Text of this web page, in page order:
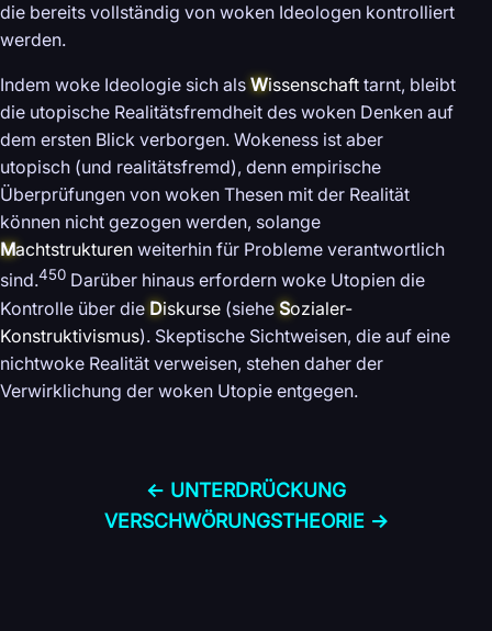
die bereits vollständig von woken Ideologen kontrolliert
werden.
Indem woke Ideologie sich als Wissenschaft tarnt, bleibt
die utopische Realitätsfremdheit des woken Denken auf
dem ersten Blick verborgen. Wokeness ist aber
utopisch (und realitätsfremd), denn empirische
Überprüfungen von woken Thesen mit der Realität
können nicht gezogen werden, solange
Machtstrukturen weiterhin für Probleme verantwortlich
sind.450 Darüber hinaus erfordern woke Utopien die
Kontrolle über die Diskurse (siehe Sozialer-
Konstruktivismus). Skeptische Sichtweisen, die auf eine
nichtwoke Realität verweisen, stehen daher der
Verwirklichung der woken Utopie entgegen.
← UNTERDRÜCKUNG
VERSCHWÖRUNGS­THEORIE →